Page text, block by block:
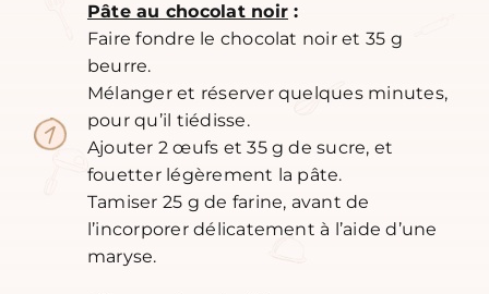
Pâte au chocolat noir :
Faire fondre le chocolat noir et 35 g
beurre.
Mélanger et réserver quelques minutes,
pour qu’il tiédisse.
Ajouter 2 œufs et 35 g de sucre, et
fouetter légèrement la pâte.
Tamiser 25 g de farine, avant de
l’incorporer délicatement à l’aide d’une
maryse.